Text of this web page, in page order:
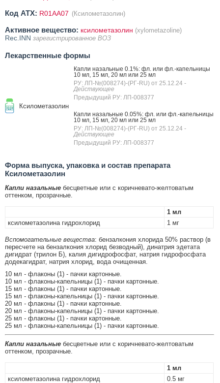
Код ATX: R01AA07 (Ксилометазолин)
Активное вещество: ксилометазолин (xylometazoline)
Rec.INN зарегистрированное ВОЗ
Лекарственные формы
Ксилометазолин
Капли назальные 0.1%: фл. или фл.-капельницы
10 мл, 15 мл, 20 мл или 25 мл
РУ: ЛП-№(008274)-(РГ-RU) от 25.12.24 -
Действующее
Предыдущий РУ: ЛП-008377
Капли назальные 0.05%: фл. или фл.-капельницы
10 мл, 15 мл, 20 мл или 25 мл
РУ: ЛП-№(008274)-(РГ-RU) от 25.12.24 -
Действующее
Предыдущий РУ: ЛП-008377
Форма выпуска, упаковка и состав препарата
Ксилометазолин
Капли назальные бесцветные или с коричневато-желтоватым
оттенком, прозрачные.
1 мл
ксилометазолина гидрохлорид
1 мг
Вспомогательные вещества: бензалкония хлорида 50% раствор (в
пересчете на бензалкония хлорид безводный), динатрия эдетата
дигидрат (трилон Б), калия дигидрофосфат, натрия гидрофосфата
додекагидрат, натрия хлорид, вода очищенная.
10 мл - флаконы (1) - пачки картонные.
10 мл - флаконы-капельницы (1) - пачки картонные.
15 мл - флаконы (1) - пачки картонные.
15 мл - флаконы-капельницы (1) - пачки картонные.
20 мл - флаконы (1) - пачки картонные.
20 мл - флаконы-капельницы (1) - пачки картонные.
25 мл - флаконы (1) - пачки картонные.
25 мл - флаконы-капельницы (1) - пачки картонные.
Капли назальные бесцветные или с коричневато-желтоватым
оттенком, прозрачные.
1 мл
ксилометазолина гидрохлорид
0.5 мг